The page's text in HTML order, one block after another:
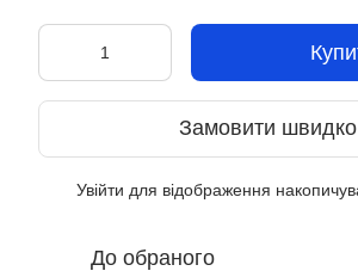
Замовити швидко
Увійти для відображення
До обраного